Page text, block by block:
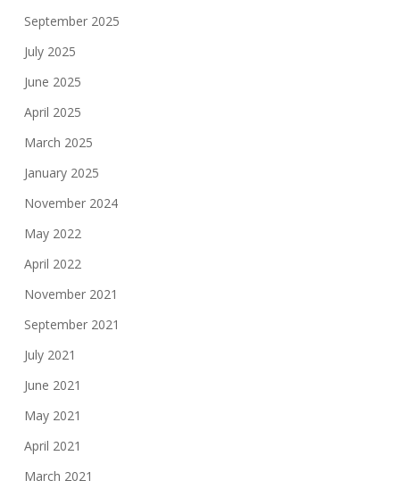
September 2025
July 2025
June 2025
April 2025
March 2025
January 2025
November 2024
May 2022
April 2022
November 2021
September 2021
July 2021
June 2021
May 2021
April 2021
March 2021